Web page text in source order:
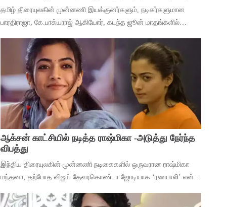
தமிழ் திரையுலகின் முன்னணி இயக்குனர்களும், நடிகர்களுமான
பாரதிராஜா, கே.பாக்யராஜ் ஆகியோர், கடந்த ஜூன் மாதங்களில்
சாதனைகளை பாராட்டி கவுரவிக்கும் வகையில்,
ஆக்சன் காட்சியில் நடித்த ராஷ்மிகா -அடுத்து நேர்ந்த
விபத்து
இந்திய திரையுலகின் முன்னணி நடிகைகளில் ஒருவரான ராஷ்மிகா
மந்தனா, தற்போத விஜய் தேவரகொண்டா ஜோடியாக ‘ரணபாலி’ என்ற
முக்கியத்துவம் கொண்ட ‘மைசா’ என்ற படத